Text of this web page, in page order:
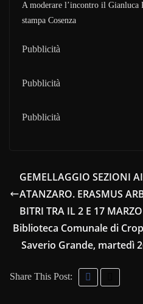
A moderare l’incontro il Gianluca
stampa Cosenza
Pubblicità
Pubblicità
Pubblicità
GEMELLAGGIO SEZIONI
ATANZARO. ERASMUS
BITRI TRA IL 2 E 17 MARZO
Biblioteca Comunale di
Saverio Grande, martedì
Share This Post: